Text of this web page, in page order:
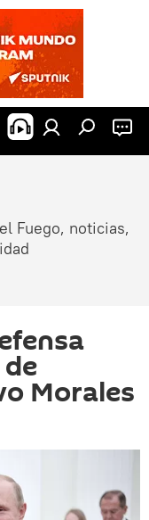
Fuego, noticias,
Morales